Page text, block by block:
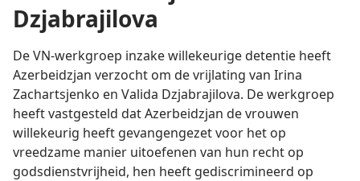
Dzjabrajilova
De VN-werkgroep inzake willekeurige detentie heeft
Azerbeidzjan verzocht om de vrijlating van Irina
Zachartsjenko en Valida Dzjabrajilova. De werkgroep
heeft vastgesteld dat Azerbeidzjan de vrouwen
willekeurig heeft gevangengezet voor het op
vreedzame manier uitoefenen van hun recht op
godsdienstvrijheid, hen heeft gediscrimineerd op